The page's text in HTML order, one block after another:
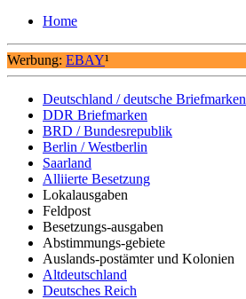
Home
Werbung: EBAY¹
Deutschland / deutsche Briefmarken
DDR Briefmarken
BRD / Bundesrepublik
Berlin / Westberlin
Saarland
Alliierte Besetzung
Lokalausgaben
Feldpost
Besetzungs-ausgaben
Abstimmungs-gebiete
Auslands-postämter und Kolonien
Altdeutschland
Deutsches Reich